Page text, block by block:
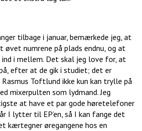
tilbage i januar, bemærkede jeg, at
øvet numrene på plads endnu, og at
i mellem. Det skal jeg love for, at
efter at de gik i studiet; det er
Toftlund ikke kun kan trylle på
mixerpulten som lydmand. Jeg
at have et par gode høretelefoner
I lytter til EP’en, så I kan fange det
kærtegner øregangene hos en